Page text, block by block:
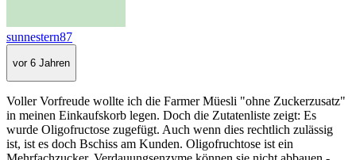
sunnestern87
vor 6 Jahren
Voller Vorfreude wollte ich die Farmer Müesli "ohne Zuckerzusatz"
in meinen Einkaufskorb legen. Doch die Zutatenliste zeigt: Es
wurde Oligofructose zugefügt. Auch wenn dies rechtlich zulässig
ist, ist es doch Bschiss am Kunden. Oligofruchtose ist ein